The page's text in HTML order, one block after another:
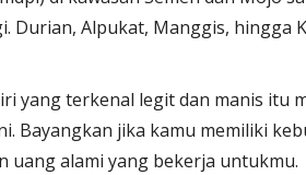
Durian, Alpukat, Manggis, hingga
yang terkenal legit dan manis itu
Bayangkan jika kamu memiliki
uang alami yang bekerja untukmu.